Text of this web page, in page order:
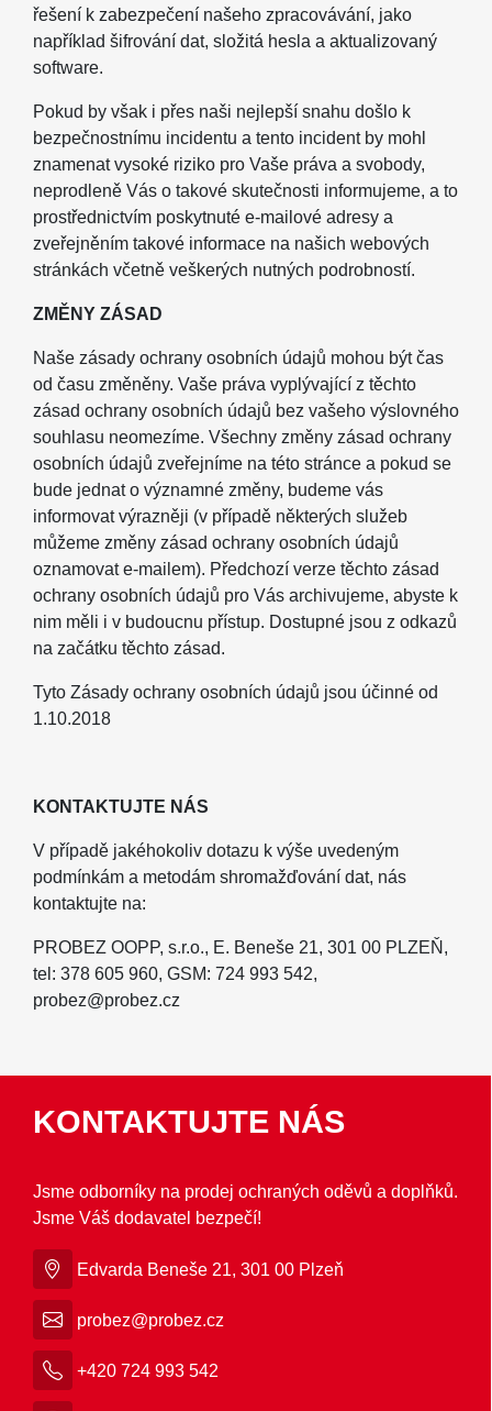
řešení k zabezpečení našeho zpracovávání, jako
například šifrování dat, složitá hesla a aktualizovaný
software.
Pokud by však i přes naši nejlepší snahu došlo k
bezpečnostnímu incidentu a tento incident by mohl
znamenat vysoké riziko pro Vaše práva a svobody,
neprodleně Vás o takové skutečnosti informujeme, a to
prostřednictvím poskytnuté e-mailové adresy a
zveřejněním takové informace na našich webových
stránkách včetně veškerých nutných podrobností.
ZMĚNY ZÁSAD
Naše zásady ochrany osobních údajů mohou být čas
od času změněny. Vaše práva vyplývající z těchto
zásad ochrany osobních údajů bez vašeho výslovného
souhlasu neomezíme. Všechny změny zásad ochrany
osobních údajů zveřejníme na této stránce a pokud se
bude jednat o významné změny, budeme vás
informovat výrazněji (v případě některých služeb
můžeme změny zásad ochrany osobních údajů
oznamovat e-mailem). Předchozí verze těchto zásad
ochrany osobních údajů pro Vás archivujeme, abyste k
nim měli i v budoucnu přístup. Dostupné jsou z odkazů
na začátku těchto zásad.
Tyto Zásady ochrany osobních údajů jsou účinné od
1.10.2018
KONTAKTUJTE NÁS
V případě jakéhokoliv dotazu k výše uvedeným
podmínkám a metodám shromažďování dat, nás
kontaktujte na:
PROBEZ OOPP, s.r.o., E. Beneše 21, 301 00 PLZEŇ,
tel: 378 605 960, GSM: 724 993 542,
probez@probez.cz
KONTAKTUJTE NÁS
Jsme odborníky na prodej ochraných oděvů a doplňků.
Jsme Váš dodavatel bezpečí!
Edvarda Beneše 21, 301 00 Plzeň
probez@probez.cz
+420 724 993 542